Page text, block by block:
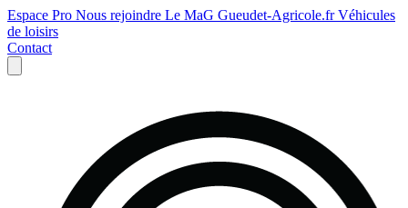
Espace Pro Nous rejoindre Le MaG Gueudet-Agricole.frVéhicules
de loisirs
Contact